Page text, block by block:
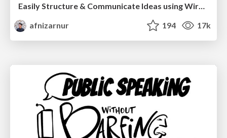
Easily Structure & Communicate Ideas using Wireframe
afnizarnur
194 17k